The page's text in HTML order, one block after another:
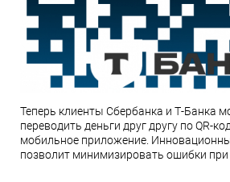
Теперь клиенты Сбербанка и Т-Банка
переводить деньги друг другу по QR-
мобильное приложение.
позволит минимизировать ошибки при